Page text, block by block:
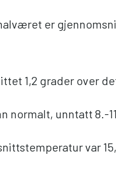
er
1,2 grader over
normalt, unntatt 8.-
var